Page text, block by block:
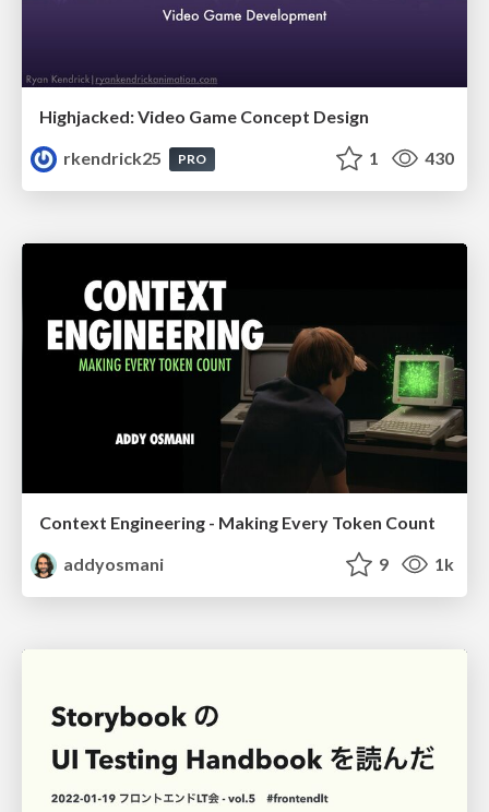
Highjacked: Video Game Concept Design
rkendrick25
PRO 1 430
Context Engineering - Making Every Token Count
addyosmani
9 1k